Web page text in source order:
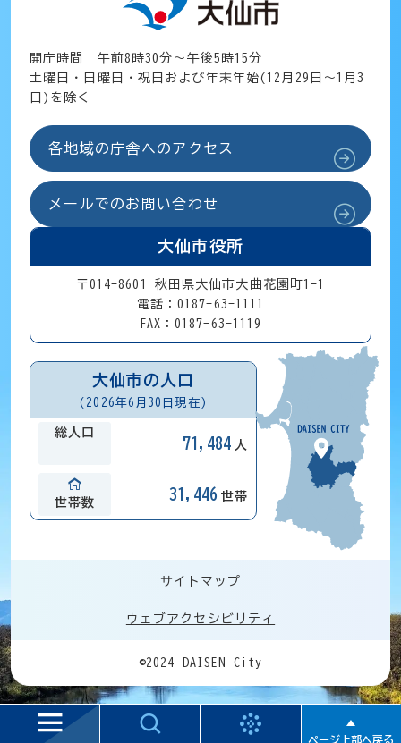
開庁時間 午前8時30分～午後5時15分
土曜日・日曜日・祝日および年末年始(12月29日～1月3
日)を除く
各地域の庁舎へのアクセス
メールでのお問い合わせ
大仙市役所
〒014-8601 秋田県大仙市大曲花園町1-1
電話：0187-63-1111
FAX：0187-63-1119
大仙市の人口
(2026年6月30日現在)
総人口
71,484 人
世帯数
31,446 世帯
サイトマップ
ウェブアクセシビリティ
©2024 DAISEN City
ページ上部へ戻る